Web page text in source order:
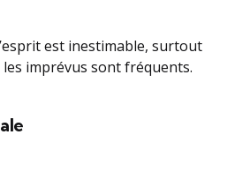
est inestimable, surtout
imprévus sont fréquents.